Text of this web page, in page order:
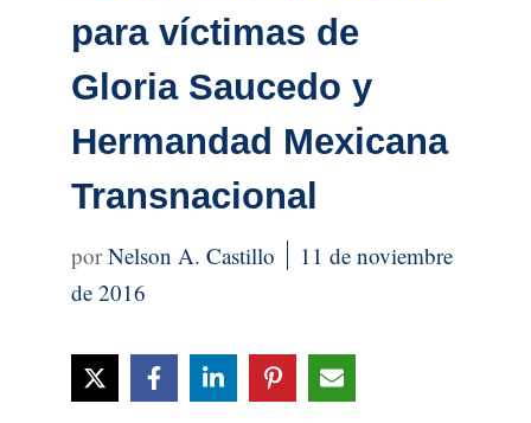
para víctimas de
Gloria Saucedo y
Hermandad Mexicana
Transnacional
Nelson A. Castillo
11 de noviembre
de 2016